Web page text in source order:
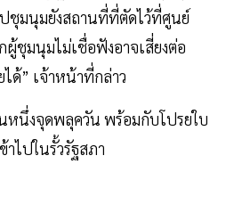
ชุมนุมยังสถานที่ที่ตัดไว้ที่ศูนย์
ผู้ชุมนุมไม่เชื่อฟังอาจเสี่ยงต่อ
ด้” เจ้าหน้าที่กล่าว
หนึ่งจุดพลุควัน พร้อมกับโปรยใบ
าไปในรั้วรัฐสภา